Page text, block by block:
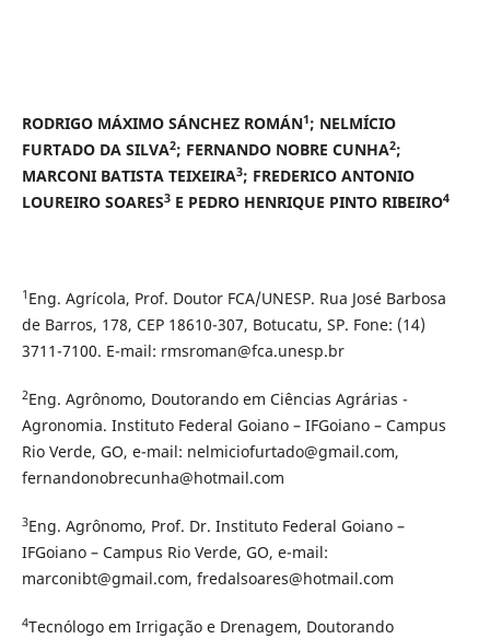
RODRIGO MÁXIMO SÁNCHEZ ROMÁN1; NELMÍCIO
FURTADO DA SILVA2; FERNANDO NOBRE CUNHA2;
MARCONI BATISTA TEIXEIRA3; FREDERICO ANTONIO
LOUREIRO SOARES3E PEDRO HENRIQUE PINTO RIBEIRO4
1 Eng. Agrícola, Prof. Doutor FCA/UNESP. Rua José Barbosa
de Barros, 178, CEP 18610-307, Botucatu, SP. Fone: (14)
3711-7100. E-mail: rmsroman@fca.unesp.br
2Eng. Agrônomo, Doutorando em Ciências Agrárias -
Agronomia. Instituto Federal Goiano – IFGoiano – Campus
Rio Verde, GO, e-mail: nelmiciofurtado@gmail.com,
fernandonobrecunha@hotmail.com
3Eng. Agrônomo, Prof. Dr. Instituto Federal Goiano –
IFGoiano – Campus Rio Verde, GO, e-mail:
marconibt@gmail.com, fredalsoares@hotmail.com
4Tecnólogo em Irrigação e Drenagem, Doutorando